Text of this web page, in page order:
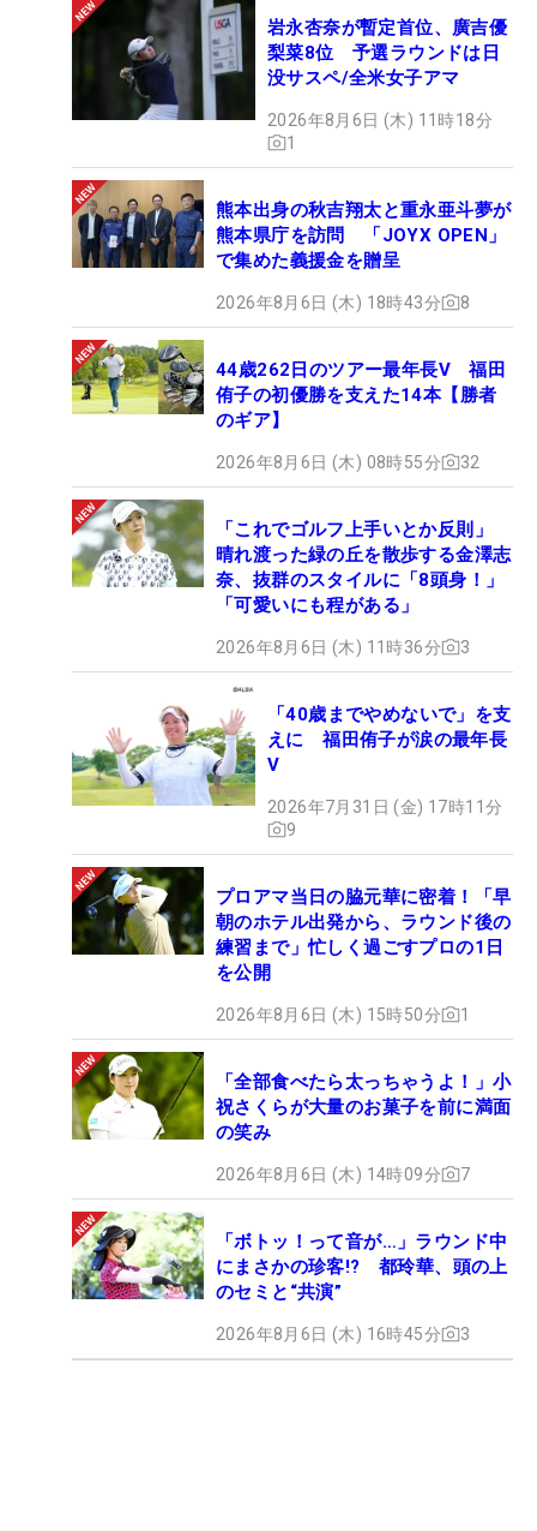
岩永杏奈が暫定首位、廣吉優
梨菜8位 予選ラウンドは日
没サスペ/全米女子アマ
2026年8月6日 (木) 11時18分
1
熊本出身の秋吉翔太と重永亜斗夢が
熊本県庁を訪問 「JOYX OPEN」
で集めた義援金を贈呈
2026年8月6日 (木) 18時43分 8
44歳262日のツアー最年長V 福田
侑子の初優勝を支えた14本【勝者
のギア】
2026年8月6日 (木) 08時55分 32
「これでゴルフ上手いとか反則」
晴れ渡った緑の丘を散歩する金澤志
奈、抜群のスタイルに「8頭身！」
「可愛いにも程がある」
2026年8月6日 (木) 11時36分 3
「40歳までやめないで」を支
えに 福田侑子が涙の最年長
V
2026年7月31日 (金) 17時11分
9
プロアマ当日の脇元華に密着！「早
朝のホテル出発から、ラウンド後の
練習まで」忙しく過ごすプロの1日
を公開
2026年8月6日 (木) 15時50分 1
「全部食べたら太っちゃうよ！」小
祝さくらが大量のお菓子を前に満面
の笑み
2026年8月6日 (木) 14時09分 7
「ボトッ！って音が…」ラウンド中
にまさかの珍客!? 都玲華、頭の上
のセミと“共演”
2026年8月6日 (木) 16時45分 3